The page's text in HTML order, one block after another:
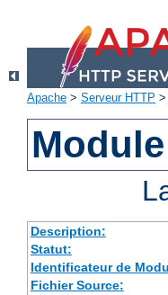
Apache > Serveur HTTP >
Description:
Statut:
Identificateur de
Fichier Source: